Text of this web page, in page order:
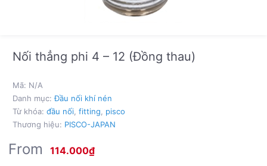
Nối thẳng phi 4 – 12 (Đồng thau)
From 114.000₫
Mã: N/A
Danh mục:Đầu nối khí nén
Từ khóa: đầu nối fitting
pisco
Thương hiệu: PISCO-JAPAN